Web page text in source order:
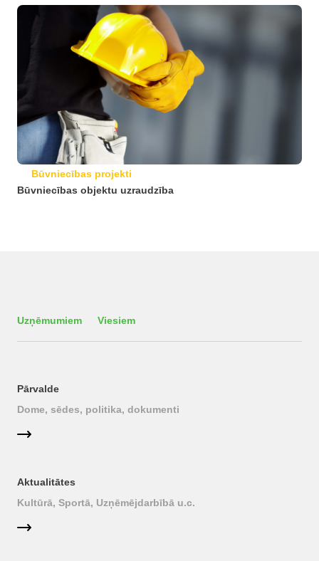
Būvniecības projekti
Būvniecības objektu uzraudzība
Uzņēmumiem Viesiem
Pārvalde
Dome, sēdes, politika, dokumenti
Aktualitātes
Kultūrā, Sportā, Uzņēmējdarbībā u.c.